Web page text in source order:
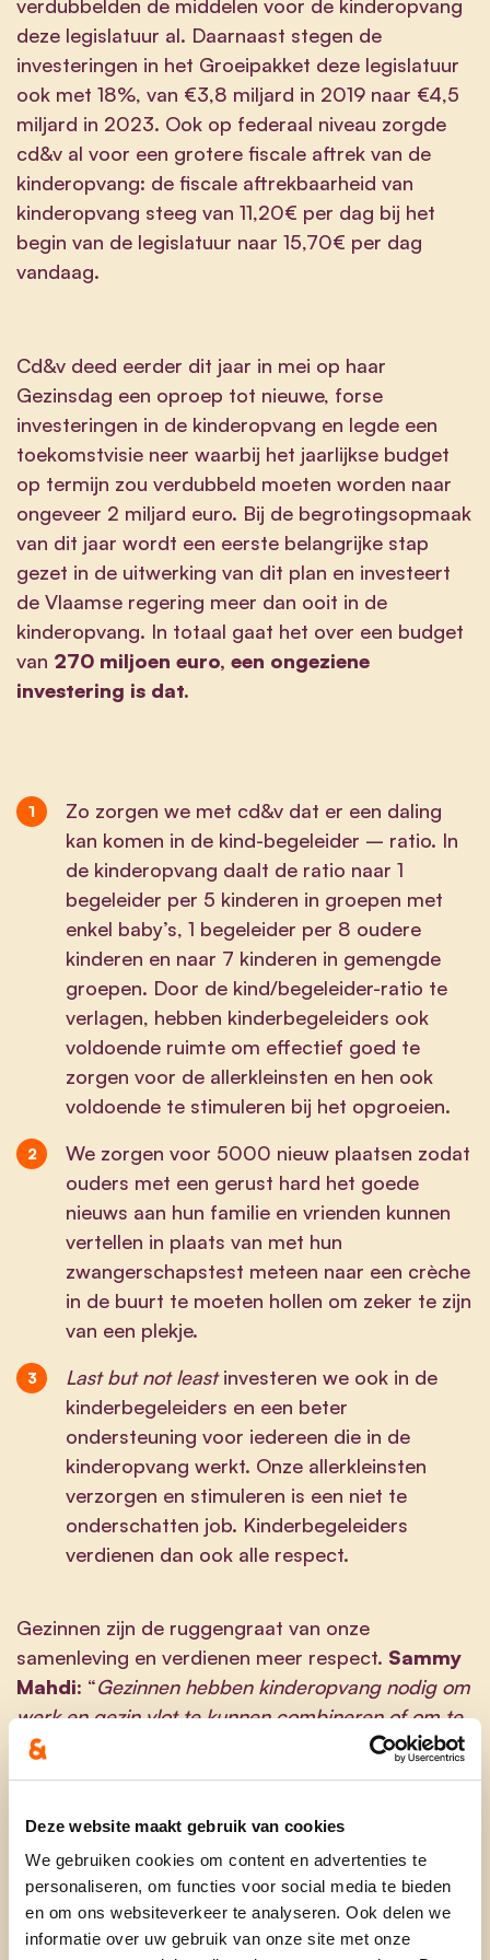
Deze website maakt gebruik van cookies
We gebruiken cookies om content en advertenties te
personaliseren, om functies voor social media te bieden
en om ons websiteverkeer te analyseren. Ook delen we
informatie over uw gebruik van onze site met onze
verdubbelden de middelen voor de kinderopvang
deze legislatuur al. Daarnaast stegen de
investeringen in het Groeipakket deze legislatuur
ook met 18%, van €3,8 miljard in 2019 naar €4,5
miljard in 2023. Ook op federaal niveau zorgde
cd&v al voor een grotere fiscale aftrek van de
kinderopvang: de fiscale aftrekbaarheid van
kinderopvang steeg van 11,20€ per dag bij het
begin van de legislatuur naar 15,70€ per dag
vandaag.
Cd&v deed eerder dit jaar in mei op haar
Gezinsdag een oproep tot nieuwe, forse
investeringen in de kinderopvang en legde een
toekomstvisie neer waarbij het jaarlijkse budget
op termijn zou verdubbeld moeten worden naar
ongeveer 2 miljard euro. Bij de begrotingsopmaak
van dit jaar wordt een eerste belangrijke stap
gezet in de uitwerking van dit plan en investeert
de Vlaamse regering meer dan ooit in de
kinderopvang. In totaal gaat het over een budget
van 270 miljoen euro, een ongeziene
investering is dat.
Zo zorgen we met cd&v dat er een daling
kan komen in de kind-begeleider – ratio. In
de kinderopvang daalt de ratio naar 1
begeleider per 5 kinderen in groepen met
enkel baby’s, 1 begeleider per 8 oudere
kinderen en naar 7 kinderen in gemengde
groepen. Door de kind/begeleider-ratio te
verlagen, hebben kinderbegeleiders ook
voldoende ruimte om effectief goed te
zorgen voor de allerkleinsten en hen ook
voldoende te stimuleren bij het opgroeien.
We zorgen voor 5000 nieuw plaatsen zodat
ouders met een gerust hard het goede
nieuws aan hun familie en vrienden kunnen
vertellen in plaats van met hun
zwangerschapstest meteen naar een crèche
in de buurt te moeten hollen om zeker te zijn
van een plekje.
Last but not leastinvesteren we ook in de
kinderbegeleiders en een beter
ondersteuning voor iedereen die in de
kinderopvang werkt. Onze allerkleinsten
verzorgen en stimuleren is een niet te
onderschatten job. Kinderbegeleiders
verdienen dan ook alle respect.
Gezinnen zijn de ruggengraat van onze
samenleving en verdienen meer respect. Sammy
Mahdi: “Gezinnen hebben kinderopvang nodig om
werk en gezin vlot te kunnen combineren of om te
zorgen voor anderen bij ziekte van een familielid.
Voor vele gezinnen is het een dagelijkse struggle
daarbij het wegvallen van de zekerheid op een
plekje in de kinderopvang en je zit als ouder met
nog meer kopzorgen. Bovendien wil je als ouder je
kroost ook met een gerust hart kunnen
toevertrouwen aan kwaliteitsvolle opvang.